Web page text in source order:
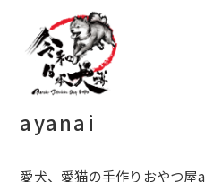
ayanai
愛犬、愛猫の手作りおやつ屋